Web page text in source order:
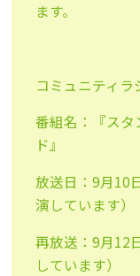
ます。
コミュニティ
番組名：『ス
ド』
放送日：9月10
演しています）
再放送：9月
しています）